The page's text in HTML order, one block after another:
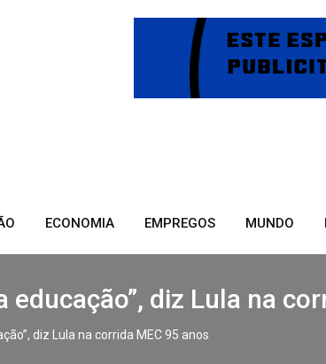
ECONOMIA EMPREGOS MUNDO
educação”, diz Lula na
diz Lula na corrida MEC 95 anos